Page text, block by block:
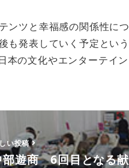
ンツと幸福感の関係性に
も発表していく予定とい
の文化やエンターテイ
い投稿
部遊商 6回目となる